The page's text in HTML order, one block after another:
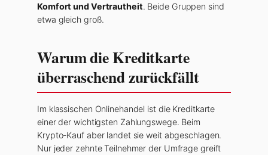
Komfort und Vertrautheit. Beide Gruppen sind
etwa gleich groß.
Warum die Kreditkarte
überraschend zurückfällt
Im klassischen Onlinehandel ist die Kreditkarte
einer der wichtigsten Zahlungswege. Beim
Krypto-Kauf aber landet sie weit abgeschlagen.
Nur jeder zehnte Teilnehmer der Umfrage greift